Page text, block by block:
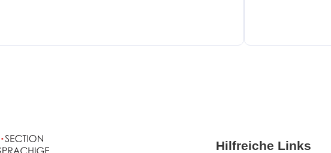
Hilfreiche Links